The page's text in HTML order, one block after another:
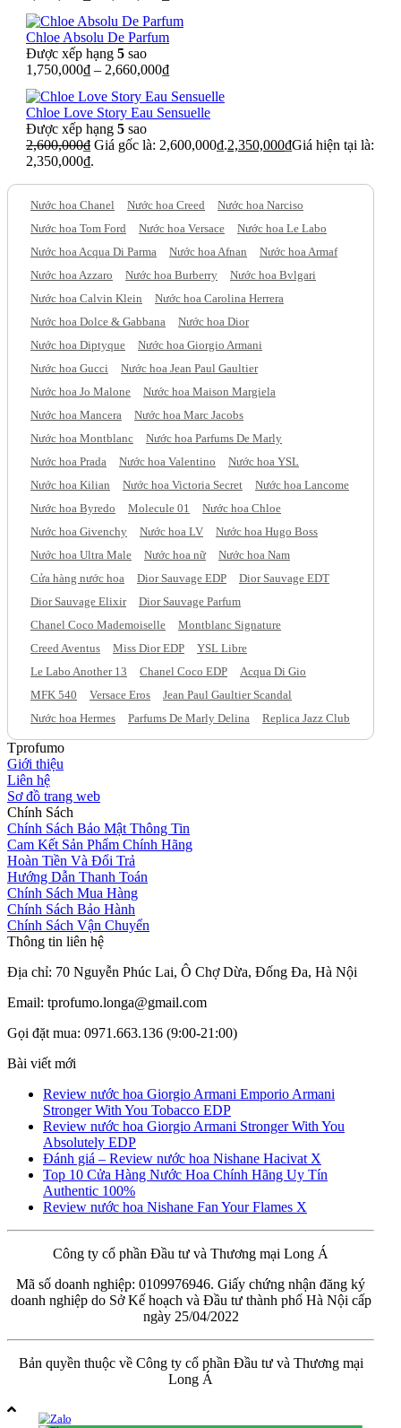
Chloe Absolu De Parfum
Được xếp hạng 5 sao
1,750,000₫ – 2,660,000₫
Chloe Love Story Eau Sensuelle
Được xếp hạng 5 sao
2,600,000₫ Giá gốc là: 2,600,000₫.2,350,000₫Giá hiện tại là:
2,350,000₫.
Nước hoa Chanel Nước hoa Creed
Nước hoa Narciso
Nước hoa Tom Ford
Nước hoa Versace
Nước hoa Le Labo
Nước hoa Acqua Di Parma
Nước hoa Afnan
Nước hoa Armaf
Nước hoa Azzaro
Nước hoa Burberry
Nước hoa Bvlgari
Nước hoa Calvin Klein
Nước hoa Carolina Herrera
Nước hoa Dolce & Gabbana
Nước hoa Dior
Nước hoa Diptyque
Nước hoa Giorgio Armani
Nước hoa Gucci
Nước hoa Jean Paul Gaultier
Nước hoa Jo Malone
Nước hoa Maison Margiela
Nước hoa Mancera
Nước hoa Marc Jacobs
Nước hoa Montblanc
Nước hoa Parfums De Marly
Nước hoa Prada
Nước hoa Valentino
Nước hoa YSL
Nước hoa Kilian
Nước hoa Victoria Secret
Nước hoa Lancome
Nước hoa Byredo
Molecule 01
Nước hoa Chloe
Nước hoa Givenchy
Nước hoa LV
Nước hoa Hugo Boss
Nước hoa Ultra Male
Nước hoa nữ
Nước hoa Nam
Cửa hàng nước hoa
Dior Sauvage EDP
Dior Sauvage EDT
Dior Sauvage Elixir
Dior Sauvage Parfum
Chanel Coco Mademoiselle
Montblanc Signature
Creed Aventus
Miss Dior EDP
YSL Libre
Le Labo Another 13
Chanel Coco EDP
Acqua Di Gio
MFK 540
Versace Eros
Jean Paul Gaultier Scandal
Nước hoa Hermes
Parfums De Marly Delina Replica Jazz Club
Tprofumo
Giới thiệu
Liên hệ
Sơ đồ trang web
Chính Sách
Chính Sách Bảo Mật Thông Tin
Cam Kết Sản Phẩm Chính Hãng
Hoàn Tiền Và Đổi Trả
Hướng Dẫn Thanh Toán
Chính Sách Mua Hàng
Chính Sách Bảo Hành
Chính Sách Vận Chuyển
Thông tin liên hệ
Địa chỉ: 70 Nguyễn Phúc Lai, Ô Chợ Dừa, Đống Đa, Hà Nội
Email: tprofumo.longa@gmail.com
Gọi đặt mua: 0971.663.136 (9:00-21:00)
Bài viết mới
Review nước hoa Giorgio Armani Emporio Armani
Stronger With You Tobacco EDP
Review nước hoa Giorgio Armani Stronger With You
Absolutely EDP
Đánh giá – Review nước hoa Nishane Hacivat X
Top 10 Cửa Hàng Nước Hoa Chính Hãng Uy Tín
Authentic 100%
Review nước hoa Nishane Fan Your Flames X
Công ty cổ phần Đầu tư và Thương mại Long Á
Mã số doanh nghiệp: 0109976946. Giấy chứng nhận đăng ký
doanh nghiệp do Sở Kế hoạch và Đầu tư thành phố Hà Nội cấp
ngày 25/04/2022
Bản quyền thuộc về Công ty cổ phần Đầu tư và Thương mại
Long Á